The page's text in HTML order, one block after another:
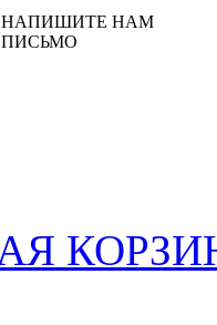
НАПИШИТЕ НАМ
ПИСЬМО